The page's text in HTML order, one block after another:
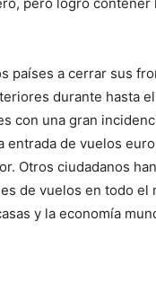
países a cerrar sus
durante hasta
con una gran
entrada de vuelos
Otros ciudadanos
de vuelos en todo el
y la economía